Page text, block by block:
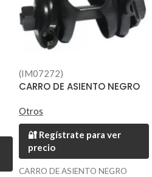
(IM07272)
CARRO DE ASIENTO NEGRO
Otros
🔐 Regístrate para ver
precio
CARRO DE ASIENTO NEGRO